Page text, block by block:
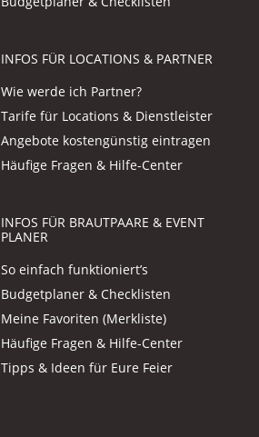
INFOS FÜR LOCATIONS & PARTNER
Wie werde ich Partner?
Tarife für Locations & Dienstleister
Angebote kostengünstig eintragen
Häufige Fragen & Hilfe-Center
INFOS FÜR BRAUTPAARE & EVENT
PLANER
So einfach funktioniert’s
Budgetplaner & Checklisten
Meine Favoriten (Merkliste)
Häufige Fragen & Hilfe-Center
Tipps & Ideen für Eure Feier